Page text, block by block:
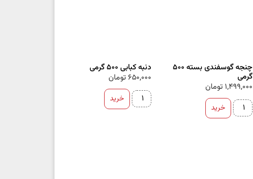
چنجه گوسفندی بسته 500
گرمی
1,499,000 تومان
خرید
دنبه کبابی 500 گرمی
650,000 تومان
خرید